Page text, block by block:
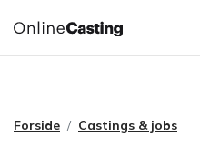
CASTINGS &
Forside Castings & jobs